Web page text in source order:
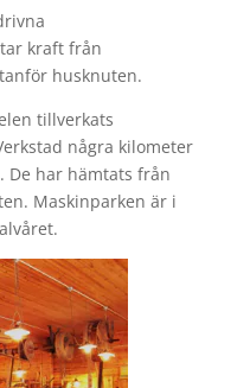
kraft från
husknuten.
tillverkats
några kilometer
De har hämtats från
Maskinparken är i